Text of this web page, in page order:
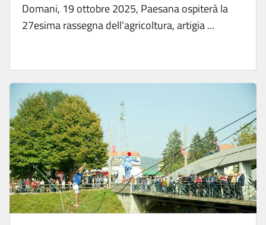
Domani, 19 ottobre 2025, Paesana ospiterà la
27esima rassegna dell’agricoltura, artigia ...